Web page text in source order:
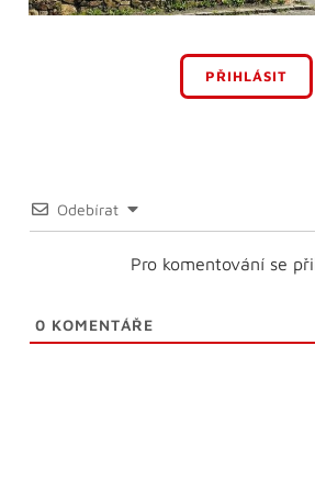
PŘIHLÁSIT
Odebírat
Pro komentování se
0 KOMENTÁŘE